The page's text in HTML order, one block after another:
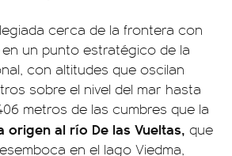
cerca de la frontera con
un punto estratégico de la
con altitudes que oscilan
sobre el nivel del mar hasta
metros de las cumbres que la
origen al río De las Vueltas, que
en el lago Viedma,